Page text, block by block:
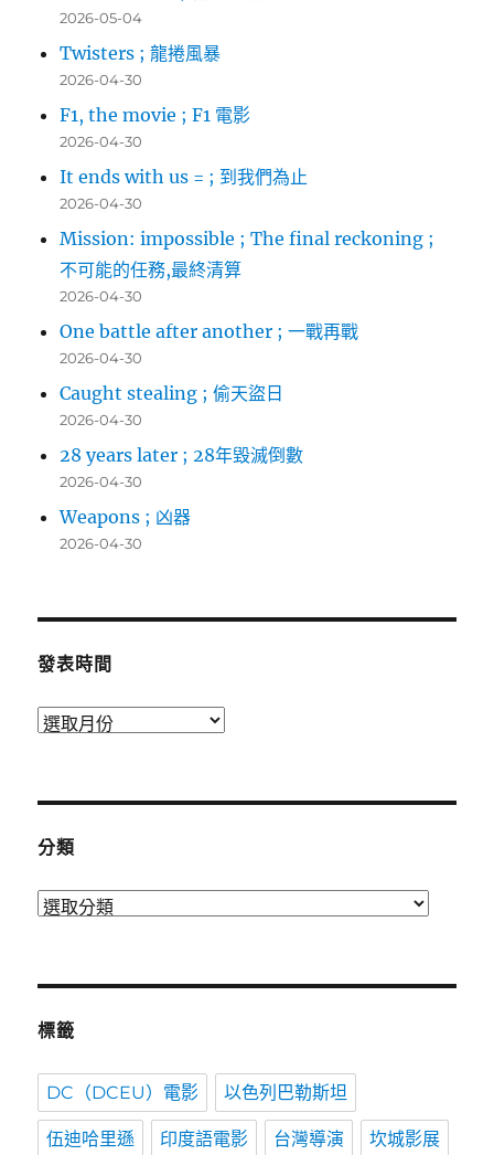
2026-05-04
Twisters ; 龍捲風暴
2026-04-30
F1, the movie ; F1 電影
2026-04-30
It ends with us = ; 到我們為止
2026-04-30
Mission: impossible ; The final reckoning ;
不可能的任務,最終清算
2026-04-30
One battle after another ; 一戰再戰
2026-04-30
Caught stealing ; 偷天盜日
2026-04-30
28 years later ; 28年毀滅倒數
2026-04-30
Weapons ; 凶器
2026-04-30
發表時間
發
分類
分
標籤
DC（DCEU）電影 以色列巴勒斯坦
伍迪哈里遜 印度語電影 台灣導演 坎城影展